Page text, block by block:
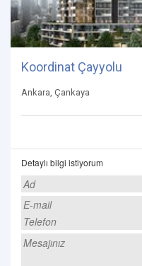
Koordinat Çayyolu
Ankara, Çankaya
Detaylı bilgi istiyorum